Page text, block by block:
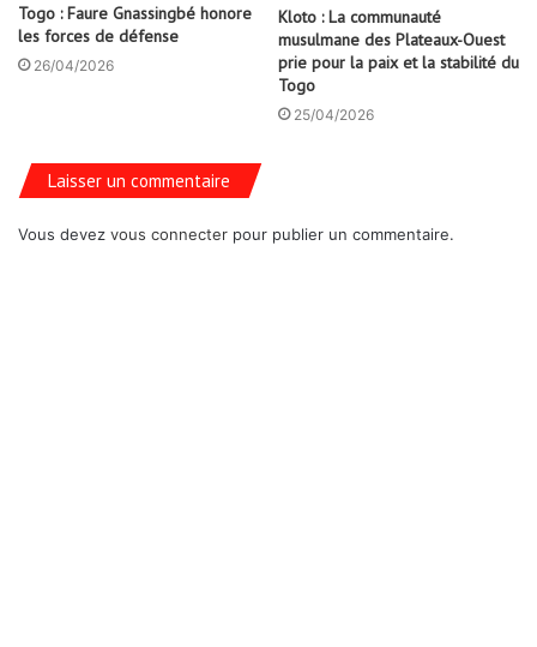
Togo : Faure Gnassingbé honore
les forces de défense
26/04/2026
Kloto : La communauté
musulmane des Plateaux-Ouest
prie pour la paix et la stabilité du
Togo
25/04/2026
Laisser un commentaire
Vous devez vous connecter pour publier un commentaire.